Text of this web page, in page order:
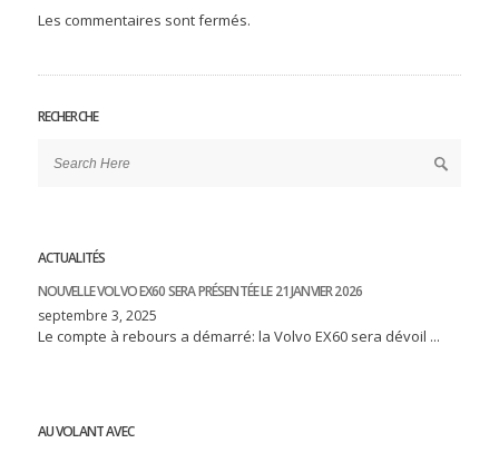
Les commentaires sont fermés.
RECHERCHE
ACTUALITÉS
NOUVELLE VOLVO EX60 SERA PRÉSENTÉE LE 21 JANVIER 2026
septembre 3, 2025
Le compte à rebours a démarré: la Volvo EX60 sera dévoil ...
AU VOLANT AVEC